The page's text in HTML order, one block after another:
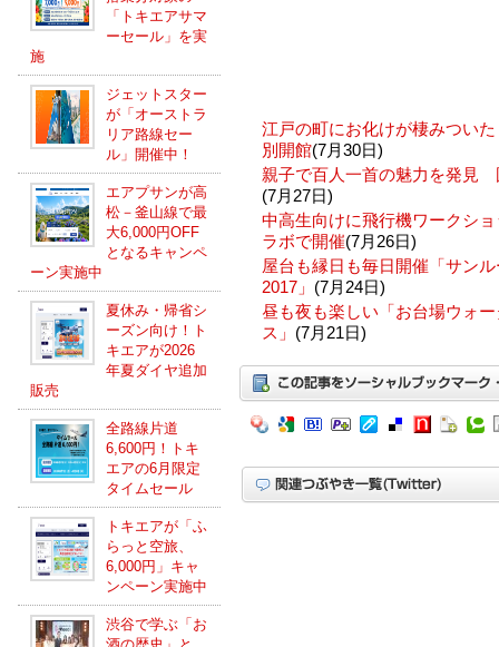
「トキエアサマ
ーセール」を実
施
ジェットスター
が「オーストラ
リア路線セー
ル」開催中！
エアプサンが高
松－釜山線で最
大6,000円OFF
となるキャンペ
ーン実施中
夏休み・帰省シ
ーズン向け！ト
キエアが2026
年夏ダイヤ追加
販売
全路線片道
6,600円！トキ
エアの6月限定
タイムセール
トキエアが「ふ
らっと空旅、
6,000円」キャ
ンペーン実施中
渋谷で学ぶ「お
江戸の町にお化けが棲みつい
別開館(7月30日)
親子で百人一首の魅力を発見
(7月27日)
中高生向けに飛行機ワークシ
ラボで開催(7月26日)
屋台も縁日も毎日開催「サン
2017」 (7月24日)
昼も夜も楽しい「お台場ウォ
ス」 (7月21日)